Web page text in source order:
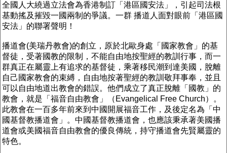
全國人大繞過立法會為香港制訂「港區國安法」，引起司法根
基動搖及摧毀一國兩制的爭議。一群 播道人面對眼前「港區國
安法」的聯署聲明！
播道會(美瑞丹教會)的創立，原於北歐身處「國家教會」的基
督徒，受著國教的限制，不能自由地按聖經的教訓行事，而一
群真正在屬靈上有追求的基督徒，乘著移民潮到達美國，脫離
自己國家教會的束縛，自由地按著聖經的教訓敬拜事奉，並且
可以自由地道出教會的錯誤。他們成立了真正脫離「國教」的
教會，就是「福音自由教會」（Evangelical Free Church）。
此教會在一百多年前來到中國開展福音工作，及後定名為「中
國基督教播道會」。中國基督教播道會，也應該秉承著美國播
道會或美國福音自由教會的優良傳統，持守播道會先賢屬靈的
特色。